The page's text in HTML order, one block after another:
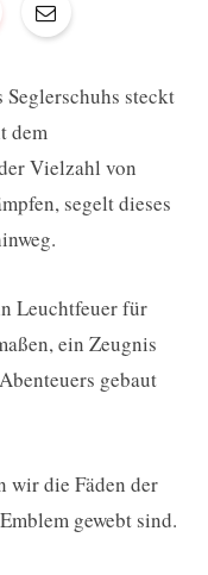
steckt
dem
Vielzahl von
segelt dieses
Leuchtfeuer für
ein Zeugnis
gebaut
wir die Fäden der
gewebt sind.